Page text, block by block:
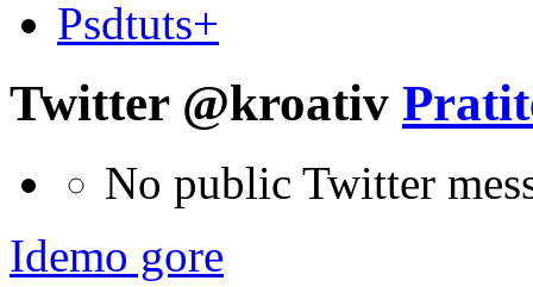
Psdtuts+
Twitter @kroativ
No public Twitter
Idemo gore